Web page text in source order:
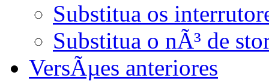
Substitua os
Substitua o nÃ³ de
VersÃµes anteriores